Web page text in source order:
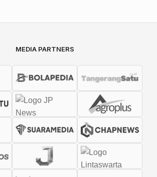
MEDIA PARTNERS